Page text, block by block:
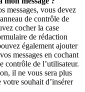
messages, vous devez
de contrôle de
cocher la case
de rédaction
également ajouter
messages en cochant
contrôle de l’utilisateur.
il ne vous sera plus
souhait d’insérer